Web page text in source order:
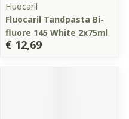
Fluocaril
Fluocaril Tandpasta Bi-
fluore 145 White 2x75ml
€ 12,69